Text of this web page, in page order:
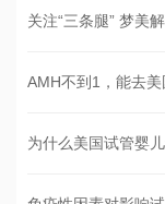
关注“三条腿” 梦美
AMH不到1，能去
为什么美国试管婴